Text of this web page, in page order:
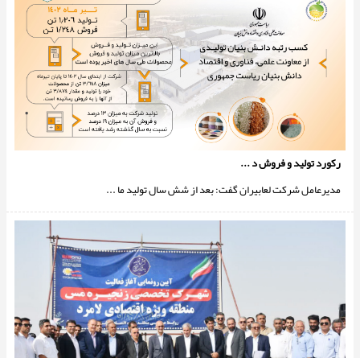
رکورد تولید و فروش د ...
مدیرعامل شرکت لعابیران گفت: بعد از شش سال تولید ما ...